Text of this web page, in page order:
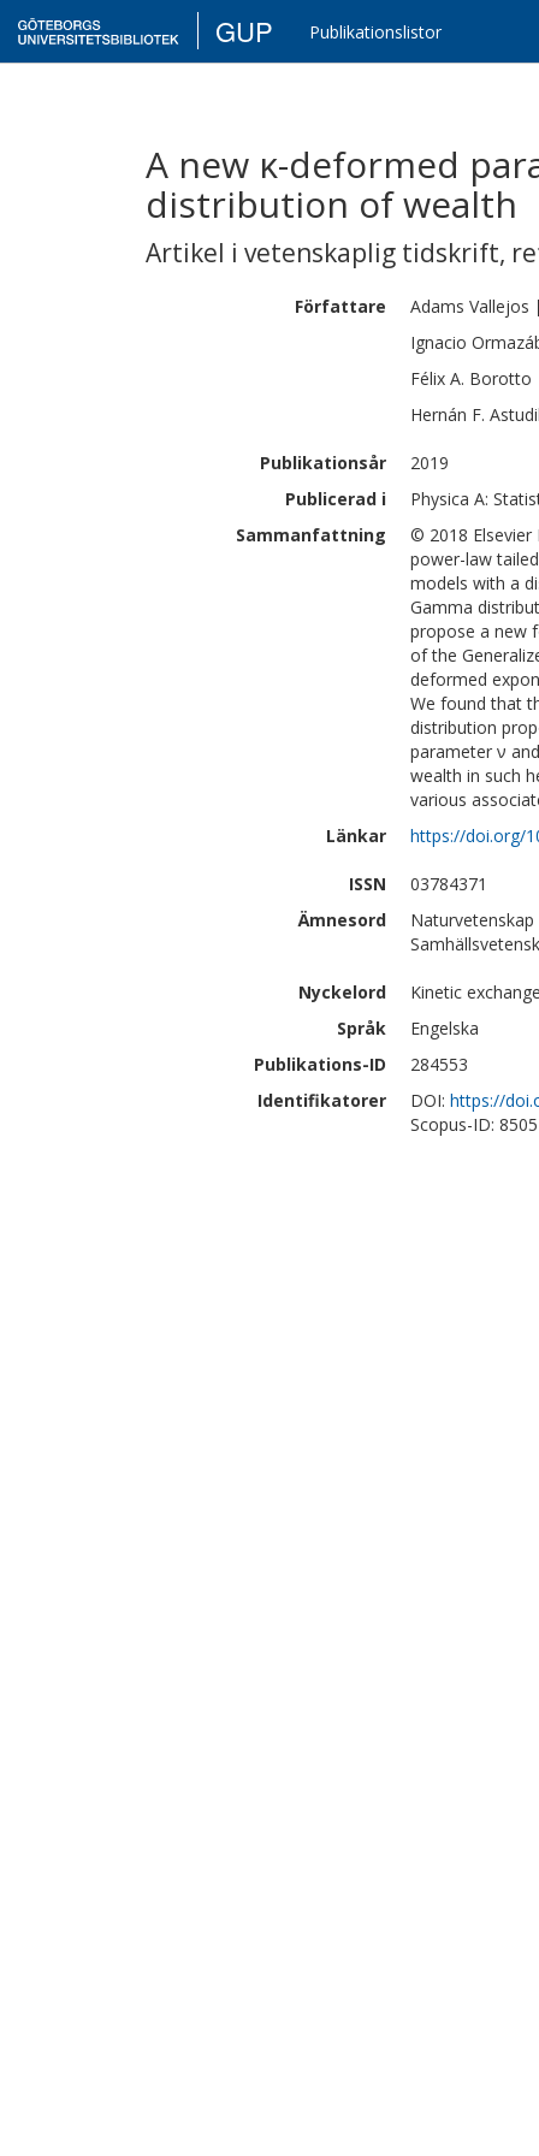
GUP Publikationslistor
A new κ-deformed
distribution of wealth
Artikel i vetenskaplig tidskrift,
Författare Adams Vallejos
Ignacio
Félix A. Borotto
Hernán F.
Publikationsår
2019
Publicerad i
Physica A:
Sammanfattning
© 2018 Elsevier
power-law
models with a
Gamma
propose a new
of the
deformed
We found that
distribution
parameter ν
wealth in such
various
Länkar
https://doi.org/
ISSN
03784371
Ämnesord
Nyckelord
Kinetic
Språk
Engelska
Publikations-ID
284553
Identifikatorer
DOI: https://
Scopus-ID: